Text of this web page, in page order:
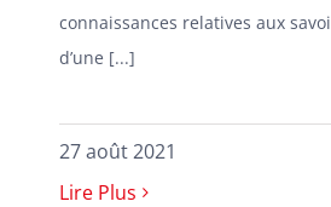
connaissances relatives aux
d’une [...]
27 août 2021
Lire Plus